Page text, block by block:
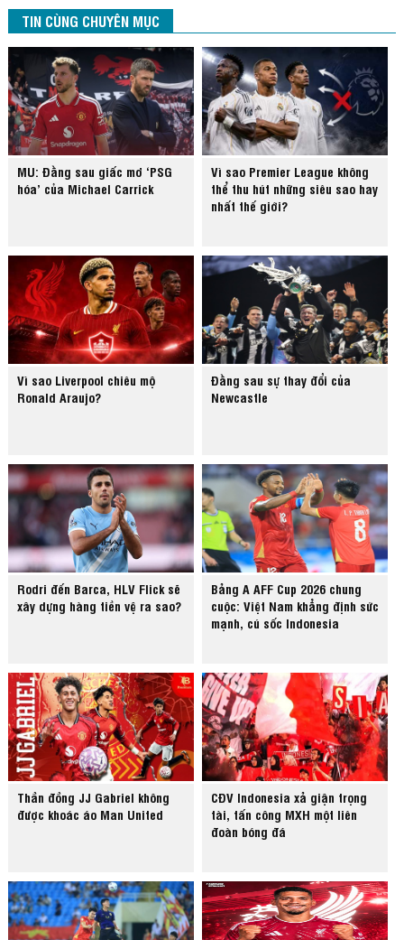
TIN CÙNG CHUYÊN MỤC
MU: Đằng sau giấc mơ ‘PSG
hóa’ của Michael Carrick
Vì sao Premier League không
thể thu hút những siêu sao hay
nhất thế giới?
Vì sao Liverpool chiêu mộ
Ronald Araujo?
Đằng sau sự thay đổi của
Newcastle
Rodri đến Barca, HLV Flick sẽ
xây dựng hàng tiền vệ ra sao?
Bảng A AFF Cup 2026 chung
cuộc: Việt Nam khẳng định sức
mạnh, cú sốc Indonesia
Thần đồng JJ Gabriel không
được khoác áo Man United
CĐV Indonesia xả giận trọng
tài, tấn công MXH một liên
đoàn bóng đá